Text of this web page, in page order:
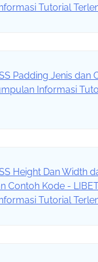
Tutorial
Padding Jenis dan
Informasi
Height Dan Width
Contoh Kode -
Tutorial